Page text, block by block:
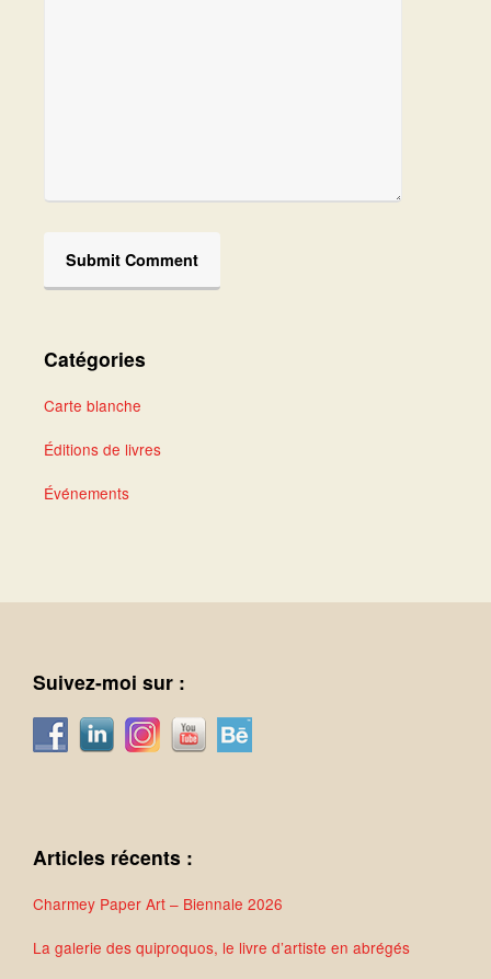
Catégories
Carte blanche
Éditions de livres
Événements
Suivez-moi sur :
Articles récents :
Charmey Paper Art – Biennale 2026
La galerie des quiproquos, le livre d’artiste en abrégés